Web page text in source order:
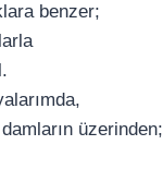
benzer;
üzerinden;